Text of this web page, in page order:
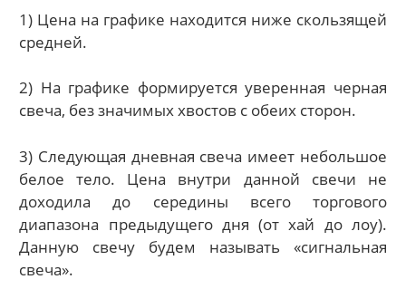
1) Цена на графике находится ниже скользящей
средней.
2) На графике формируется уверенная черная
свеча, без значимых хвостов с обеих сторон.
3) Следующая дневная свеча имеет небольшое
белое тело. Цена внутри данной свечи не
доходила до середины всего торгового
диапазона предыдущего дня (от хай до лоу).
Данную свечу будем называть «сигнальная
свеча».